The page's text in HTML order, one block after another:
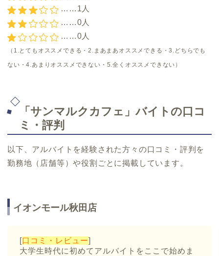
……1人
……0人
……0人
（1.とてもオススメできる・2.まあまあオススメできる・3.どちらでも
ない・4.あまりオススメできない・5.全くオススメできない）
「サンマルクカフェ」バイトの口コ
ミ・評判
以下、アルバイトを経験された方々の口コミ・評判を
勤務地（店舗等）や役割ごとに掲載しています。
イオンモール秋田店
[口コミ・レビュー]
大学生時代に初めてアルバイトをここで始めま